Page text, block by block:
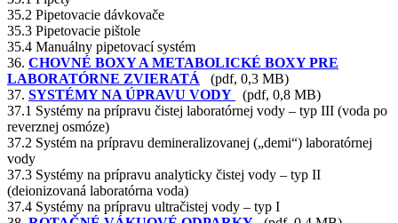
35.2 Pipetovacie dávkovače
35.3 Pipetovacie pištole
35.4 Manuálny pipetovací systém
36. CHOVNÉ BOXY A METABOLICKÉ BOXY PRE
LABORATÓRNE ZVIERATÁ (pdf, 0,3 MB)
37. SYSTÉMY NA ÚPRAVU VODY
(pdf, 0,8 MB)
37.1 Systémy na prípravu čistej laboratórnej vody – typ III (voda po
reverznej osmóze)
37.2 Systém na prípravu demineralizovanej („demi“) laboratórnej
vody
37.3 Systémy na prípravu analyticky čistej vody – typ II
(deionizovaná laboratórna voda)
37.4 Systémy na prípravu ultračistej vody – typ I